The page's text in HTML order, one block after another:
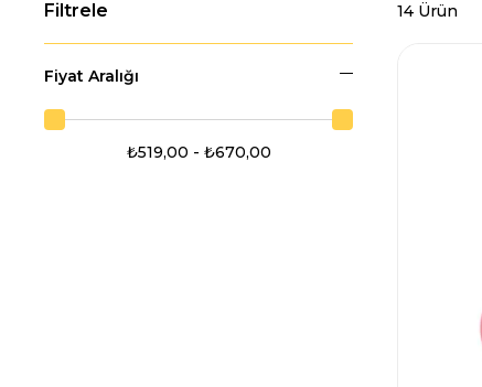
Fiyat Aralığı
₺519,00 - ₺670,00
14 Ürün